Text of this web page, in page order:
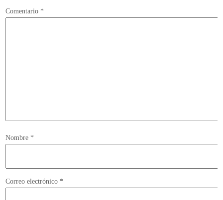
Comentario *
Nombre *
Correo electrónico *